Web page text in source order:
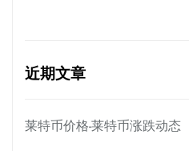
近期文章
莱特币价格-莱特币涨跌动态